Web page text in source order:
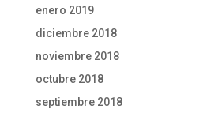
enero 2019
diciembre 2018
noviembre 2018
octubre 2018
septiembre 2018